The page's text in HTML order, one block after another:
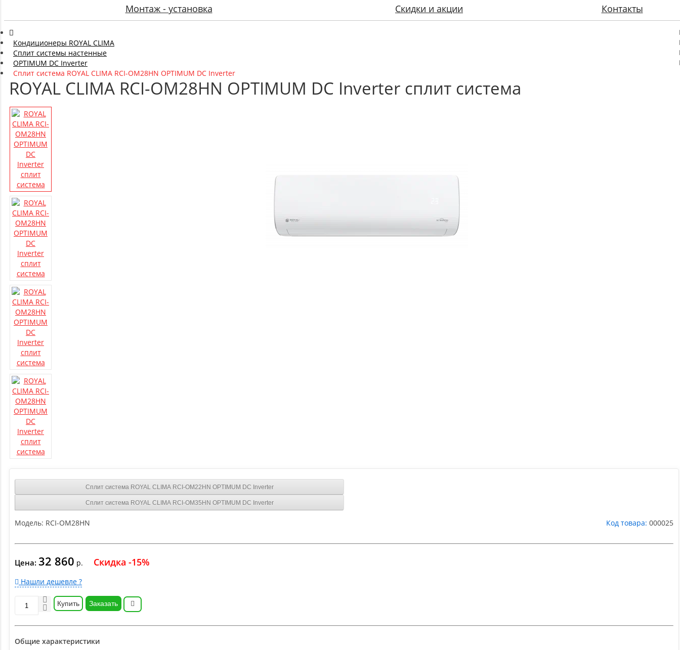
Монтаж - установка Скидки и акции Контакты
Кондиционеры ROYAL CLIMA
Сплит системы настенные
OPTIMUM DC Inverter
Сплит система ROYAL CLIMA RCI-OM28HN OPTIMUM DC Inverter
ROYAL CLIMA RCI-OM28HN OPTIMUM DC Inverter сплит система
Сплит система ROYAL CLIMA RCI-OM22HN OPTIMUM DC Inverter
Сплит система ROYAL CLIMA RCI-OM35HN OPTIMUM DC Inverter
Модель: RCI-OM28HN Код товара: 000025
Цена: 32 860 р. Скидка -15%
Нашли дешевле ?
Купить Заказать
Общие характеристики